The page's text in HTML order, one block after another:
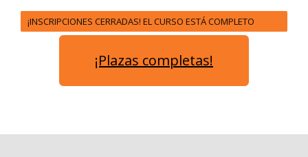
¡INSCRIPCIONES CERRADAS! EL CURSO ESTÁ COMPLETO
¡Plazas completas!